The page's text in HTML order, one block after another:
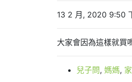
13 2 月, 2020 9:50
大家會因為這樣就買
兒子問, 媽媽,